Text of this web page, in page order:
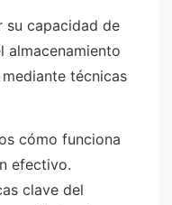
su capacidad de
almacenamiento
técnicas
cómo funciona
efectivo.
clave del